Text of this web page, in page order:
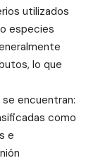
utilizados
especies
lo que
encuentran:
como
e